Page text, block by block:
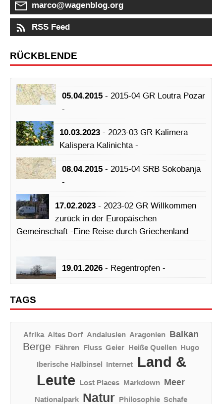
marco@wagenblog.org
RSS Feed
RÜCKBLENDE
05.04.2015 - 2015-04 GR Loutra Pozar
-
10.03.2023 - 2023-03 GR Kalimera
Kalispera Kalinichta -
08.04.2015 - 2015-04 SRB Sokobanja
-
17.02.2023 - 2023-02 GR Willkommen
zurück in der Europäischen
Gemeinschaft -Eine Reise durch Griechenland
19.01.2026 - Regentropfen -
TAGS
Afrika Altes Dorf Andalusien Aragonien Balkan
Berge Fähren Fluss Geier Heiße Quellen Hugo
Iberische Halbinsel Internet
Land &
Leute Lost Places Markdown Meer
Nationalpark Natur Philosophie Schafe